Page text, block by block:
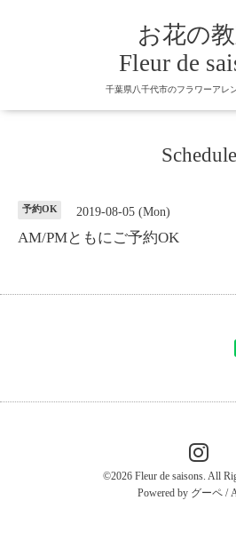
お花の
Fleur de
千葉県八千代市のフラワーアレ
Schedule
予約OK 2019-08-05 (Mon)
AM/PMともにご予約OK
©2026 Fleur de saisons. All
Powered by グーペ /